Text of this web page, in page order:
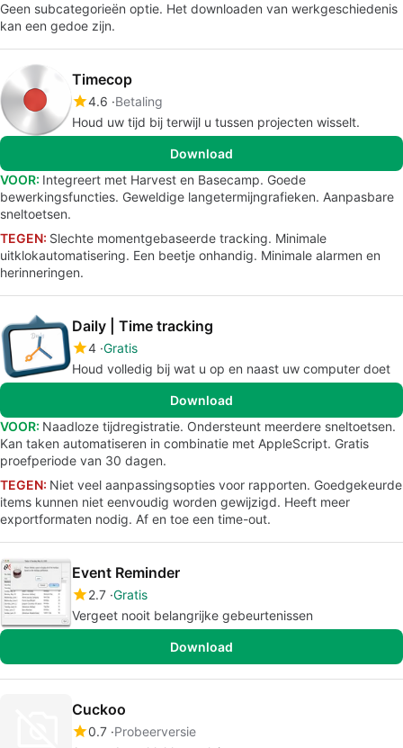
Geen subcategorieën optie. Het downloaden van werkgeschiedenis
kan een gedoe zijn.
Timecop
4.6 Betaling
Houd uw tijd bij terwijl u tussen projecten wisselt.
Download
VOOR: Integreert met Harvest en Basecamp. Goede
bewerkingsfuncties. Geweldige langetermijngrafieken. Aanpasbare
sneltoetsen.
TEGEN: Slechte momentgebaseerde tracking. Minimale
uitklokautomatisering. Een beetje onhandig. Minimale alarmen en
herinneringen.
Daily | Time tracking
4 Gratis
Houd volledig bij wat u op en naast uw computer doet
Download
VOOR: Naadloze tijdregistratie. Ondersteunt meerdere sneltoetsen.
Kan taken automatiseren in combinatie met AppleScript. Gratis
proefperiode van 30 dagen.
TEGEN: Niet veel aanpassingsopties voor rapporten. Goedgekeurde
items kunnen niet eenvoudig worden gewijzigd. Heeft meer
exportformaten nodig. Af en toe een time-out.
Event Reminder
2.7 Gratis
Vergeet nooit belangrijke gebeurtenissen
Download
Cuckoo
0.7 Probeerversie